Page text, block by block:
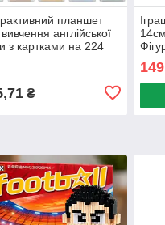
планшет
англійської
з картками на 224
₴